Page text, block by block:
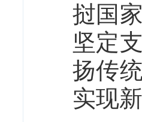
挝国
坚定
扬传
实现